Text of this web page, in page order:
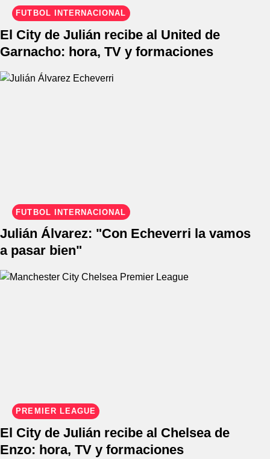
FÚTBOL INTERNACIONAL
El City de Julián recibe al United de
Garnacho: hora, TV y formaciones
FÚTBOL INTERNACIONAL
Julián Álvarez: "Con Echeverri la vamos
a pasar bien"
PREMIER LEAGUE
El City de Julián recibe al Chelsea de
Enzo: hora, TV y formaciones